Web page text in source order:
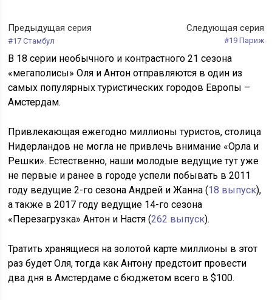
Предыдущая серия
#17 Стамбул
Следующая серия
#19 Париж
В 18 серии необычного и контрастного 21 сезона
«мегаполисы» Оля и Антон отправляются в один из
самых популярных туристических городов Европы –
Амстердам.
Привлекающая ежегодно миллионы туристов, столица
Нидерландов не могла не привлечь внимание «Орла и
Решки». Естественно, наши молодые ведущие тут уже
не первые и ранее в городе успели побывать в 2011
году ведущие 2-го сезона Андрей и Жанна (18 выпуск),
а также в 2017 году ведущие 14-го сезона
«Перезагрузка» Антон и Настя (262 выпуск).
Тратить хранящиеся на золотой карте миллионы в этот
раз будет Оля, тогда как Антону предстоит провести
два дня в Амстердаме с бюджетом всего в $100.